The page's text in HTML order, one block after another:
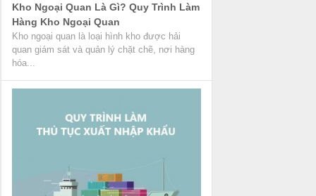
Kho Ngoại Quan Là Gì? Quy Trình Làm
Hàng Kho Ngoại Quan
Kho ngoại quan là loại hình kho được hải
quan giám sát và quản lý chặt chẽ, nơi hàng
hóa...